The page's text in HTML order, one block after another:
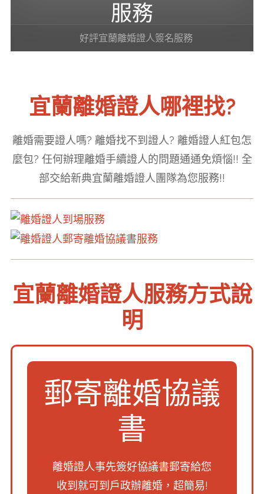
服務
Home
好評宜蘭離婚證人簽名服務
宜蘭離婚證人哪裡找?
離婚需要證人嗎? 離婚找不到證人? 離婚證人紅包怎
麼包? 任何辦理離婚手續證人的問題通通免煩惱!! 全
部交給新典宜蘭離婚證人團隊為您服務!!
宜蘭離婚證人服務方式說
明
郵寄離婚協議
書
離婚證人事先簽好協議書郵寄給您
收到就可到戶政辦離婚，超簡易!